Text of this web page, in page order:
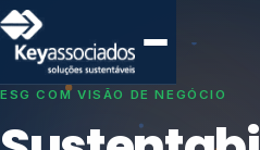
SISTEMAS DE GESTÃO